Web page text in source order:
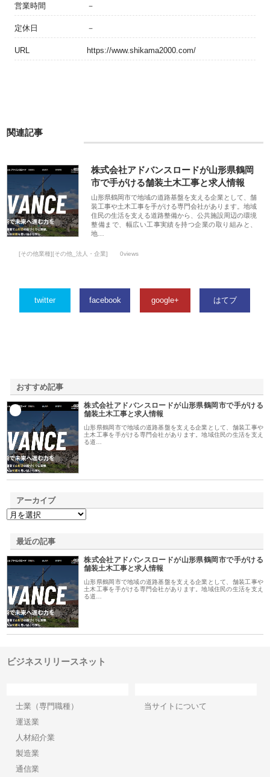
営業時間 －
定休日 －
URL https://www.shikama2000.com/
関連記事
株式会社アドバンスロードが山形県鶴岡
市で手がける舗装土木工事と求人情報
山形県鶴岡市で地域の道路基盤を支える企業として、舗
装工事や土木工事を手がける専門会社があります。地域
住民の生活を支える道路整備から、公共施設周辺の環境
整備まで、幅広い工事実績を持つ企業の取り組みと、
地…
[その他業種][その他_法人・企業] 0views
twitter facebook google+ はてブ
おすすめ記事
株式会社アドバンスロードが山形県鶴岡市で手がける
舗装土木工事と求人情報
山形県鶴岡市で地域の道路基盤を支える企業として、舗装工事や
土木工事を手がける専門会社があります。地域住民の生活を支え
る道…
アーカイブ
最近の記事
株式会社アドバンスロードが山形県鶴岡市で手がける
舗装土木工事と求人情報
山形県鶴岡市で地域の道路基盤を支える企業として、舗装工事や
土木工事を手がける専門会社があります。地域住民の生活を支え
る道…
ビジネスリリースネット
士業（専門職種）
運送業
人材紹介業
製造業
通信業
当サイトについて